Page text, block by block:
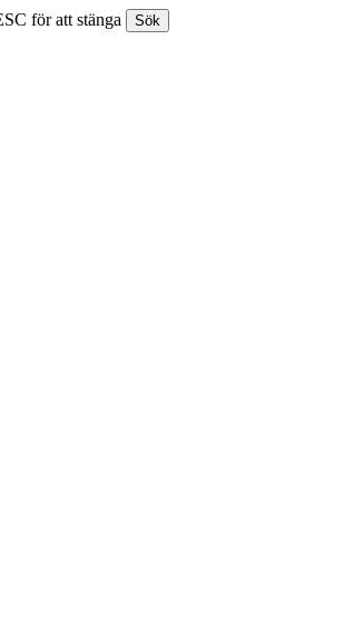
för att stänga Sök